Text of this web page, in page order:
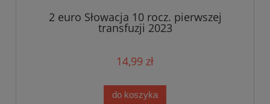
2 euro Słowacja 10 rocz. pierwszej
transfuzji 2023
14,99 zł
do koszyka